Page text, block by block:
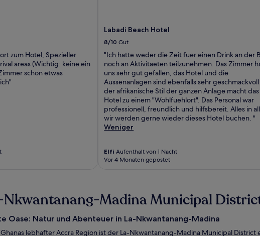
zum Hotel; Spezieller
areas (Wichtig: keine ein
schon etwas
Labadi Beach Hotel
8/10 Gut
"Ich hatte weder die Zeit fuer einen Drink an der
noch an Aktivitaeten teilzunehmen. Das Zimmer
uns sehr gut gefallen, das Hotel und die
Aussenanlagen sind ebenfalls sehr
der afrikanische Stil der ganzen Anlage macht das
Hotel zu einem "Wohlfuehlort". Das Personal war
professionell, freundlich und hilfsbereit. Alles in
wir werden gerne wieder dieses Hotel buchen. "
Weniger
Elfi Aufenthalt von 1 Nacht
Vor 4 Monaten gepostet
Nkwantanang-Madina Municipal
Oase: Natur und Abenteuer in La-Nkwantanang-Madina
lebhafter Accra Region ist der La-Nkwantanang-Madina Municipal